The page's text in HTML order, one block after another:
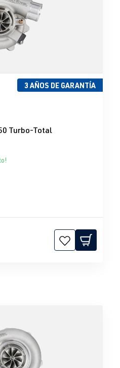
3 AÑOS DE GARANTÍA
de 5 estrellas
Turbo-Total